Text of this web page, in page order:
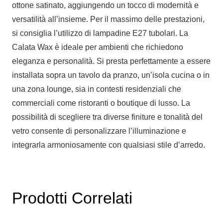
ottone satinato, aggiungendo un tocco di modernità e
versatilità all’insieme. Per il massimo delle prestazioni,
si consiglia l’utilizzo di lampadine E27 tubolari. La
Calata Wax è ideale per ambienti che richiedono
eleganza e personalità. Si presta perfettamente a essere
installata sopra un tavolo da pranzo, un’isola cucina o in
una zona lounge, sia in contesti residenziali che
commerciali come ristoranti o boutique di lusso. La
possibilità di scegliere tra diverse finiture e tonalità del
vetro consente di personalizzare l’illuminazione e
integrarla armoniosamente con qualsiasi stile d’arredo.
Prodotti Correlati